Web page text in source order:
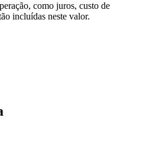
como juros, custo de
incluídas neste valor.